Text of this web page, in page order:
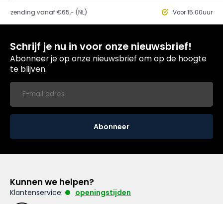
vanaf €65,- (NL) Voor 15.00uur besteld,
Schrijf je nu in voor onze nieuwsbrief!
Abonneer je op onze nieuwsbrief om op de hoogte
te blijven.
Abonneer
Kunnen we helpen?
Klantenservice:
openingstijden